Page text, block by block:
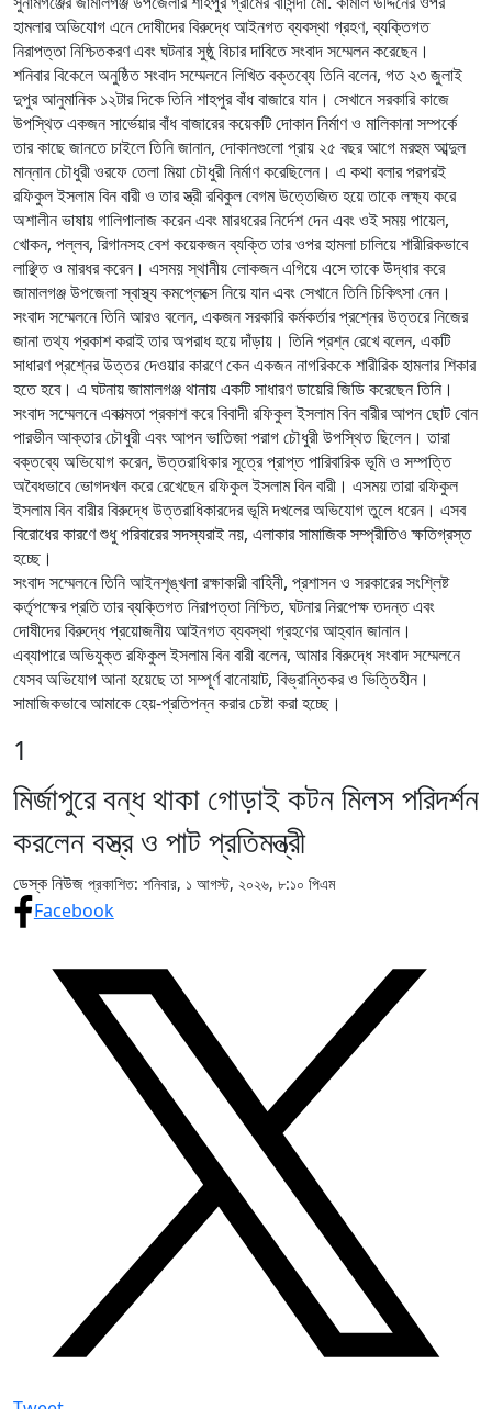
হামলার অভিযোগ এনে দোষীদের বিরুদ্ধে আইনগত ব্যবস্থা গ্রহণ, ব্যক্তিগত
নিরাপত্তা নিশ্চিতকরণ এবং ঘটনার সুষ্ঠু বিচার দাবিতে সংবাদ সম্মেলন করেছেন।
‎শনিবার বিকেলে অনুষ্ঠিত সংবাদ সম্মেলনে লিখিত বক্তব্যে তিনি বলেন, গত ২৩ জুলাই
দুপুর আনুমানিক ১২টার দিকে তিনি শাহপুর বাঁধ বাজারে যান। সেখানে সরকারি কাজে
উপস্থিত একজন সার্ভেয়ার বাঁধ বাজারের কয়েকটি দোকান নির্মাণ ও মালিকানা সম্পর্কে
তার কাছে জানতে চাইলে তিনি জানান, দোকানগুলো প্রায় ২৫ বছর আগে মরহুম আব্দুল
মান্নান চৌধুরী ওরফে তেলা মিয়া চৌধুরী নির্মাণ করেছিলেন। এ কথা বলার পরপরই
রফিকুল ইসলাম বিন বারী ও তার স্ত্রী রবিকুল বেগম উত্তেজিত হয়ে তাকে লক্ষ্য করে
অশালীন ভাষায় গালিগালাজ করেন এবং মারধরের নির্দেশ দেন এবং ওই সময় পায়েল,
খোকন, পল্লব, রিগানসহ বেশ কয়েকজন ব্যক্তি তার ওপর হামলা চালিয়ে শারীরিকভাবে
লাঞ্ছিত ও মারধর করেন। এসময় স্থানীয় লোকজন এগিয়ে এসে তাকে উদ্ধার করে
জামালগঞ্জ উপজেলা স্বাস্থ্য কমপ্লেক্সে নিয়ে যান এবং সেখানে তিনি চিকিৎসা নেন।
‎সংবাদ সম্মেলনে তিনি আরও বলেন, একজন সরকারি কর্মকর্তার প্রশ্নের উত্তরে নিজের
জানা তথ্য প্রকাশ করাই তার অপরাধ হয়ে দাঁড়ায়। তিনি প্রশ্ন রেখে বলেন, একটি
সাধারণ প্রশ্নের উত্তর দেওয়ার কারণে কেন একজন নাগরিককে শারীরিক হামলার শিকার
হতে হবে। এ ঘটনায় জামালগঞ্জ থানায় একটি সাধারণ ডায়েরি জিডি করেছেন তিনি।
‎সংবাদ সম্মেলনে একাত্মতা প্রকাশ করে বিবাদী রফিকুল ইসলাম বিন বারীর আপন ছোট বোন
পারভীন আক্তার চৌধুরী এবং আপন ভাতিজা পরাগ চৌধুরী উপস্থিত ছিলেন। তারা
বক্তব্যে অভিযোগ করেন, উত্তরাধিকার সূত্রে প্রাপ্ত পারিবারিক ভূমি ও সম্পত্তি
অবৈধভাবে ভোগদখল করে রেখেছেন রফিকুল ইসলাম বিন বারী। এসময় তারা রফিকুল
ইসলাম বিন বারীর বিরুদ্ধে উত্তরাধিকারদের ভূমি দখলের অভিযোগ তুলে ধরেন। এসব
বিরোধের কারণে শুধু পরিবারের সদস্যরাই নয়, এলাকার সামাজিক সম্প্রীতিও ক্ষতিগ্রস্ত
হচ্ছে।
‎সংবাদ সম্মেলনে তিনি আইনশৃঙ্খলা রক্ষাকারী বাহিনী, প্রশাসন ও সরকারের সংশ্লিষ্ট
কর্তৃপক্ষের প্রতি তার ব্যক্তিগত নিরাপত্তা নিশ্চিত, ঘটনার নিরপেক্ষ তদন্ত এবং
দোষীদের বিরুদ্ধে প্রয়োজনীয় আইনগত ব্যবস্থা গ্রহণের আহ্বান জানান।
‎এব্যাপারে অভিযুক্ত রফিকুল ইসলাম বিন বারী বলেন, আমার বিরুদ্ধে সংবাদ সম্মেলনে
যেসব অভিযোগ আনা হয়েছে তা সম্পূর্ণ বানোয়াট, বিভ্রান্তিকর ও ভিত্তিহীন।
সামাজিকভাবে আমাকে হেয়-প্রতিপন্ন করার চেষ্টা করা হচ্ছে।
1
মির্জাপুরে বন্ধ থাকা গোড়াই কটন মিলস পরিদর্শন
করলেন বস্ত্র ও পাট প্রতিমন্ত্রী
ডেস্ক নিউজ প্রকাশিত: শনিবার, ১ আগস্ট, ২০২৬, ৮:১০ পিএম
Facebook